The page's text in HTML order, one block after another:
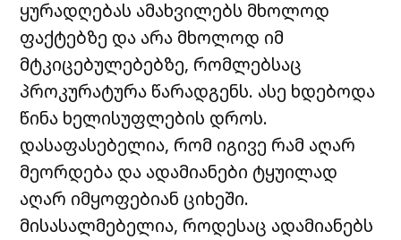
ყურადღებას ამახვილებს მხოლოდ
ფაქტებზე და არა მხოლოდ იმ
მტკიცებულებებზე, რომლებსაც
პროკურატურა წარადგენს. ასე ხდებოდა
წინა ხელისუფლების დროს.
დასაფასებელია, რომ იგივე რამ აღარ
მეორდება და ადამიანები ტყუილად
აღარ იმყოფებიან ციხეში.
მისასალმებელია, როდესაც ადამიანებს